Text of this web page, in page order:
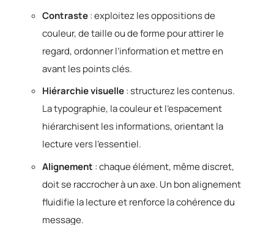
Contraste: exploitez les oppositions de
couleur, de taille ou de forme pour attirer le
regard, ordonner l’information et mettre en
avant les points clés.
Hiérarchie visuelle: structurez les contenus.
La typographie, la couleur et l’espacement
hiérarchisent les informations, orientant la
lecture vers l’essentiel.
Alignement : chaque élément, même discret,
doit se raccrocher à un axe. Un bon alignement
fluidifie la lecture et renforce la cohérence du
message.